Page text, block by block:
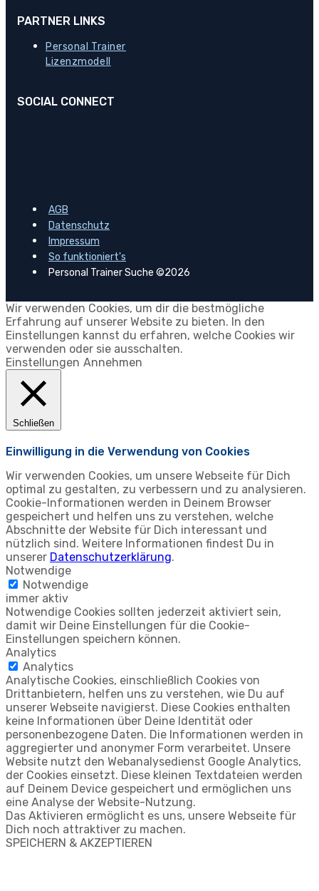
PARTNER LINKS
Personal Trainer
Lizenzmodell
SOCIAL CONNECT
AGB
Datenschutz
Impressum
So funktioniert's
Personal Trainer Suche ©2026
Wir verwenden Cookies, um dir die bestmögliche
Erfahrung auf unserer Website zu bieten. In den
Einstellungen kannst du erfahren, welche Cookies wir
verwenden oder sie ausschalten.
Einstellungen Annehmen
Schließen
Einwilligung in die Verwendung von Cookies
Wir verwenden Cookies, um unsere Webseite für Dich
optimal zu gestalten, zu verbessern und zu analysieren.
Cookie-Informationen werden in Deinem Browser
gespeichert und helfen uns zu verstehen, welche
Abschnitte der Website für Dich interessant und
nützlich sind. Weitere Informationen findest Du in
unserer Datenschutzerklärung.
Notwendige
Notwendige
immer aktiv
Notwendige Cookies sollten jederzeit aktiviert sein,
damit wir Deine Einstellungen für die Cookie-
Einstellungen speichern können.
Analytics
Analytics
Analytische Cookies, einschließlich Cookies von
Drittanbietern, helfen uns zu verstehen, wie Du auf
unserer Webseite navigierst. Diese Cookies enthalten
keine Informationen über Deine Identität oder
personenbezogene Daten. Die Informationen werden in
aggregierter und anonymer Form verarbeitet. Unsere
Website nutzt den Webanalysedienst Google Analytics,
der Cookies einsetzt. Diese kleinen Textdateien werden
auf Deinem Device gespeichert und ermöglichen uns
eine Analyse der Website-Nutzung.
Das Aktivieren ermöglicht es uns, unsere Webseite für
Dich noch attraktiver zu machen.
SPEICHERN & AKZEPTIEREN